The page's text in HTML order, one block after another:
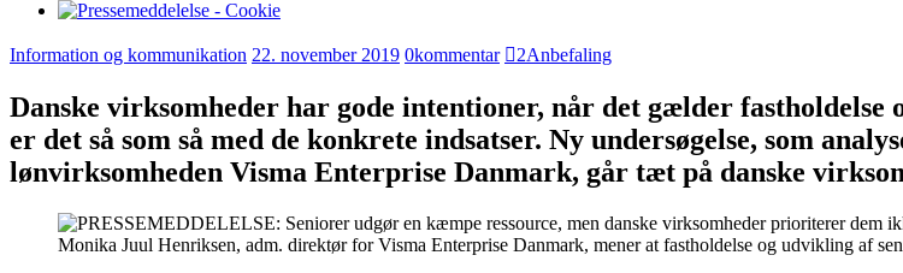
Information og kommunikation 22. november 2019 0kommentar 2Anbefaling
Danske virksomheder har gode intentioner, når det gælder
er det så som så med de konkrete indsatser. Ny undersøgelse, som
lønvirksomheden Visma Enterprise Danmark, går tæt på danske
Monika Juul Henriksen, adm. direktør for Visma Enterprise Danmark, mener at fastholdelse og udvikling af